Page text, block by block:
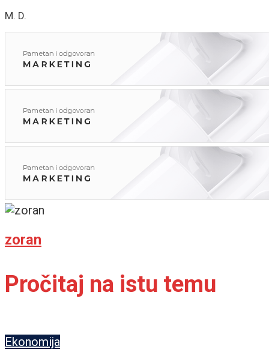
M. D.
zoran
Pročitaj na istu temu
Ekonomija